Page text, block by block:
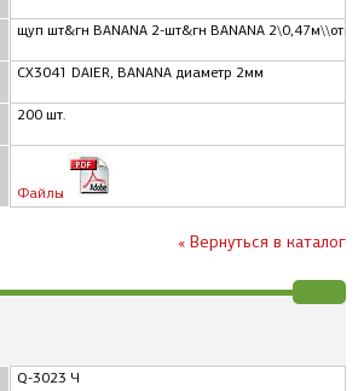
щуп шт&гн BANANA 2-шт&гн BANANA
CX3041 DAIER, BANANA диаметр 2мм
200 шт.
Файлы
« Вернуться в каталог
Q-3023 Ч